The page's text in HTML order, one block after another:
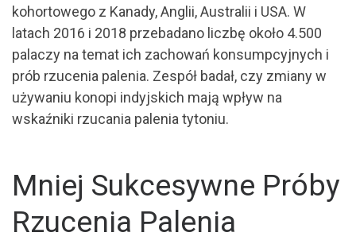
kohortowego z Kanady, Anglii, Australii i USA. W
latach 2016 i 2018 przebadano liczbę około 4.500
palaczy na temat ich zachowań konsumpcyjnych i
prób rzucenia palenia. Zespół badał, czy zmiany w
używaniu konopi indyjskich mają wpływ na
wskaźniki rzucania palenia tytoniu.
Mniej Sukcesywne Próby
Rzucenia Palenia